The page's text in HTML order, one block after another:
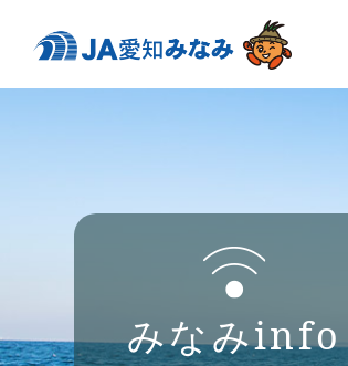
みなみinfo